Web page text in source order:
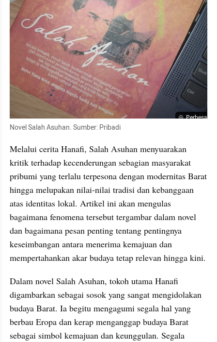
Perbesar
Novel Salah Asuhan. Sumber: Pribadi
Melalui cerita Hanafi, Salah Asuhan menyuarakan
kritik terhadap kecenderungan sebagian masyarakat
pribumi yang terlalu terpesona dengan modernitas Barat
hingga melupakan nilai-nilai tradisi dan kebanggaan
atas identitas lokal. Artikel ini akan mengulas
bagaimana fenomena tersebut tergambar dalam novel
dan bagaimana pesan penting tentang pentingnya
keseimbangan antara menerima kemajuan dan
mempertahankan akar budaya tetap relevan hingga kini.
Dalam novel Salah Asuhan, tokoh utama Hanafi
digambarkan sebagai sosok yang sangat mengidolakan
budaya Barat. Ia begitu mengagumi segala hal yang
berbau Eropa dan kerap menganggap budaya Barat
sebagai simbol kemajuan dan keunggulan. Segala